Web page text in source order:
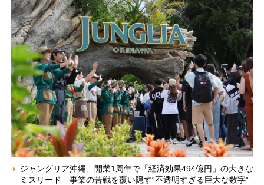
ジャングリア沖縄、開業1周年で「経済効果494億円」の大きな
ミスリード 事業の苦戦を覆い隠す“不透明すぎる巨大な数字”